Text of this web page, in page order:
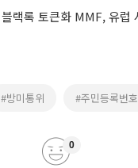
블랙록 토큰화 MMF, 유럽
#방미통위 #주민등록번
0